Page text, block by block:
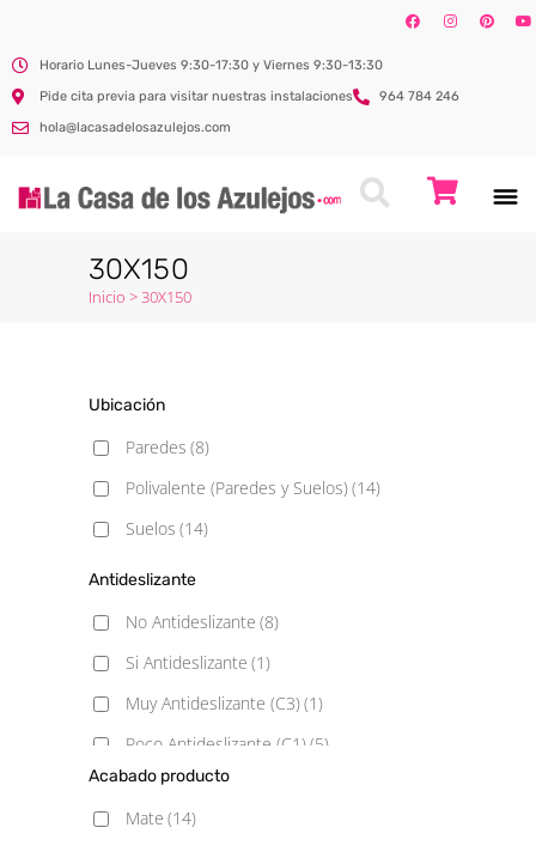
Horario Lunes-Jueves 9:30-17:30 y Viernes 9:30-13:30
Pide cita previa para visitar nuestras instalaciones
964 784 246
hola@lacasadelosazulejos.com
30X150
Inicio >30X150
Ubicación
Paredes (8)
Polivalente (Paredes y Suelos)(14)
Suelos (14)
Antideslizante
No Antideslizante (8)
Si Antideslizante (1)
Muy Antideslizante (C3)(1)
Poco Antideslizante (C1)(5)
Acabado producto
Mate (14)